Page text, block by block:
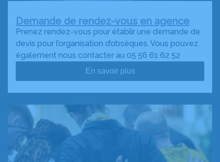
Demande de rendez-vous en agence
Prenez rendez-vous pour établir une demande de
devis pour l’organisation d’obsèques. Vous pouvez
également nous contacter au 05 56 61 62 52
En savoir plus